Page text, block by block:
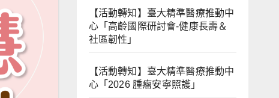
【活動轉知】臺大精準醫療推動中
心「高齡國際研討會-健康長壽＆
社區韌性」
【活動轉知】臺大精準醫療推動中
心「2026 腫瘤安寧照護」